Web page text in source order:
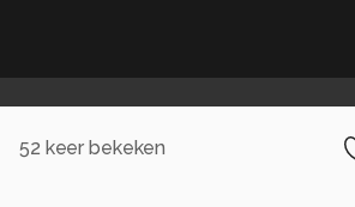
52 keer bekeken